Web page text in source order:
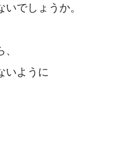
でしょうか。
いように